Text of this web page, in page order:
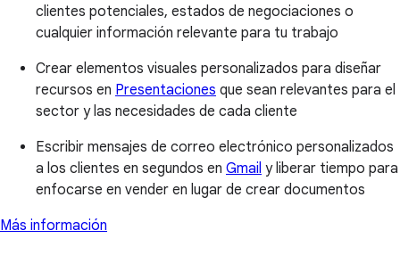
clientes potenciales, estados de negociaciones o
cualquier información relevante para tu trabajo
Crear elementos visuales personalizados para diseñar
recursos en Presentaciones que sean relevantes para el
sector y las necesidades de cada cliente
Escribir mensajes de correo electrónico personalizados
a los clientes en segundos en Gmail y liberar tiempo para
enfocarse en vender en lugar de crear documentos
Más información